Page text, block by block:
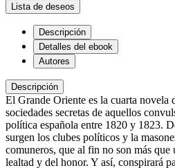
Lista de deseos
Descripción
Detalles del ebook
Autores
Descripción
El Grande Oriente es la cuarta novela
sociedades secretas de aquellos
política española entre 1820 y 1823.
surgen los clubes políticos y la
comuneros, que al fin no son más
lealtad y del honor. Y así, conspirará